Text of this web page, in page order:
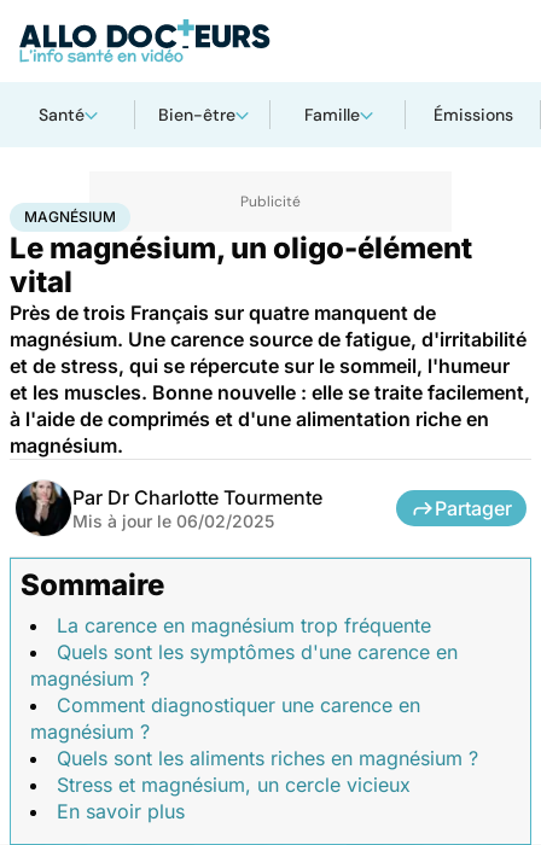
Santé Bien-être Famille Émissions
AccueilSantéMagnésium
MAGNÉSIUM
Le magnésium, un oligo-élément
vital
Près de trois Français sur quatre manquent de
magnésium. Une carence source de fatigue, d'irritabilité
et de stress, qui se répercute sur le sommeil, l'humeur
et les muscles. Bonne nouvelle : elle se traite facilement,
à l'aide de comprimés et d'une alimentation riche en
magnésium.
Par Dr Charlotte Tourmente
Mis à jour le 06/02/2025
Partager
Sommaire
La carence en magnésium trop fréquente
Quels sont les symptômes d'une carence en
magnésium ?
Comment diagnostiquer une carence en
magnésium ?
Quels sont les aliments riches en magnésium ?
Stress et magnésium, un cercle vicieux
En savoir plus